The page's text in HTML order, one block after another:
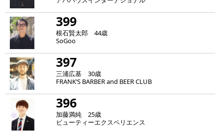
399
根石賢太郎 44歳
SoGoo
397
三浦広基 30歳
FRANK‘S BARBER and BEER CLUB
396
加藤満純 25歳
ビューティーエクスペリエンス